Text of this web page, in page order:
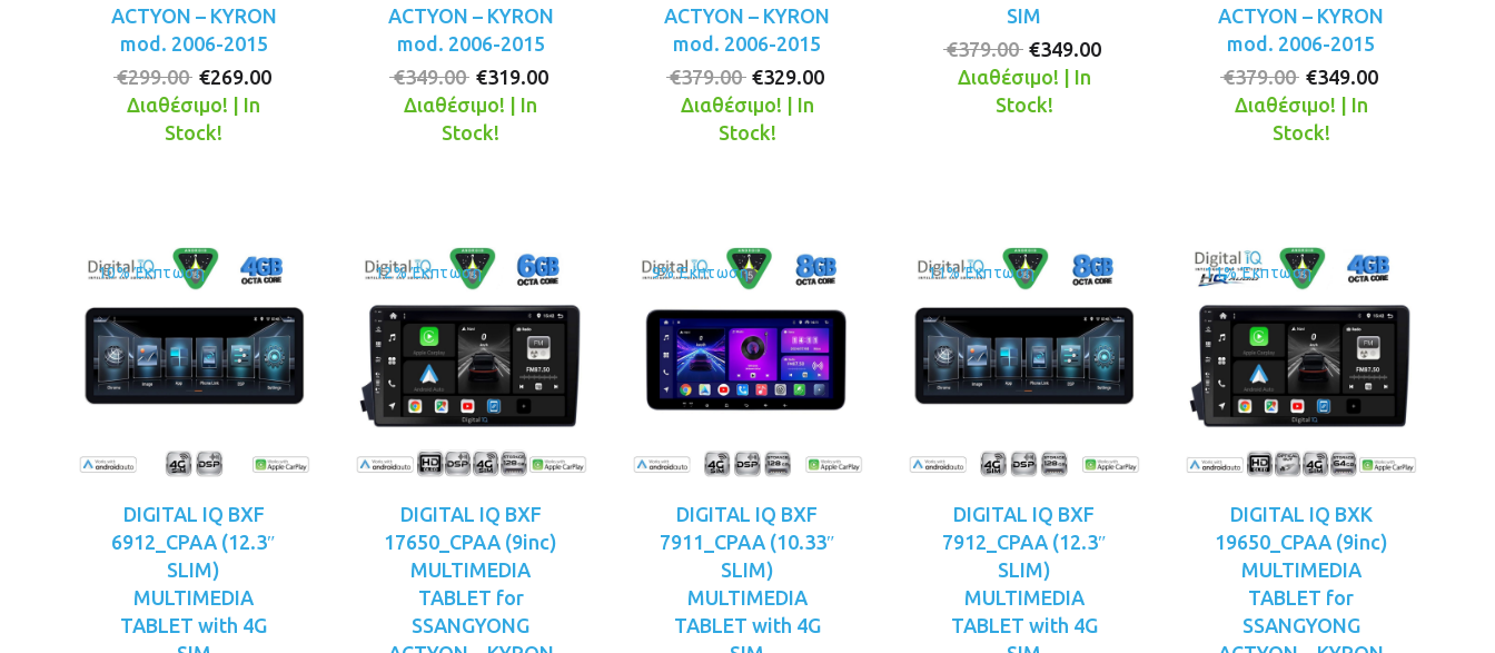
ACTYON – KYRON
mod. 2006-2015
€299.00 Original
price
was:
€269.00
Διαθέσιμο! | In
Stock!
ACTYON – KYRON
mod. 2006-2015
€349.00 Original
price
was:
€319.00
Διαθέσιμο! | In
Stock!
ACTYON – KYRON
mod. 2006-2015
€379.00 Original
price
was:
€329.00
Διαθέσιμο! | In
Stock!
SIM
€379.00 Original
price
was:
€349.00
Διαθέσιμο! | In
Stock!
ACTYON – KYRON
mod. 2006-2015
€379.00 Original
price
was:
€349.00
Διαθέσιμο! | In
Stock!
10% Έκπτωση
DIGITAL IQ BXF
6912_CPAA (12.3″
SLIM)
MULTIMEDIA
TABLET with 4G
12% Έκπτωση
DIGITAL IQ BXF
17650_CPAA (9inc)
MULTIMEDIA
TABLET for
SSANGYONG
9% Έκπτωση
DIGITAL IQ BXF
7911_CPAA (10.33″
SLIM)
MULTIMEDIA
TABLET with 4G
11% Έκπτωση
DIGITAL IQ BXF
7912_CPAA (12.3″
SLIM)
MULTIMEDIA
TABLET with 4G
11% Έκπτωση
DIGITAL IQ BXK
19650_CPAA (9inc)
MULTIMEDIA
TABLET for
SSANGYONG